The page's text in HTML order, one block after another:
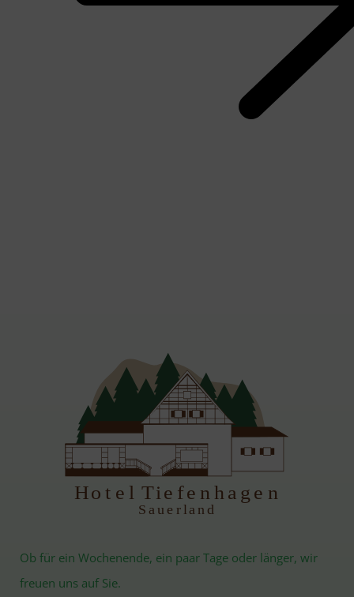
H otel Tiefenhagen
S auerland
Ob für ein Wochenende, ein paar Tage oder länger, wir
freuen uns auf Sie.